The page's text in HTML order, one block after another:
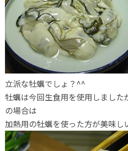
立派な牡蠣でしょ？^^
牡蠣は今回生食用を使用しまし
の場合は
加熱用の牡蠣を使った方が美味し